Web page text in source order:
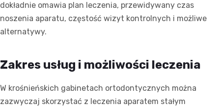
dokładnie omawia plan leczenia, przewidywany czas
noszenia aparatu, częstość wizyt kontrolnych i możliwe
alternatywy.
Zakres usług i możliwości leczenia
W krośnieńskich gabinetach ortodontycznych można
zazwyczaj skorzystać z leczenia aparatem stałym